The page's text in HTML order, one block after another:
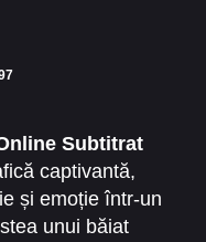
Online 2011
Subtitrat
captivantă,
și emoție într-un
unui băiat